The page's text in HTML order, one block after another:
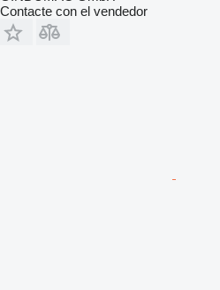
Contacte con el vendedor